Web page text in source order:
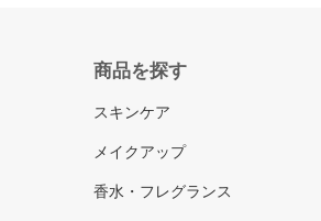
商品を探す
スキンケア
メイクアップ
香水・フレグランス